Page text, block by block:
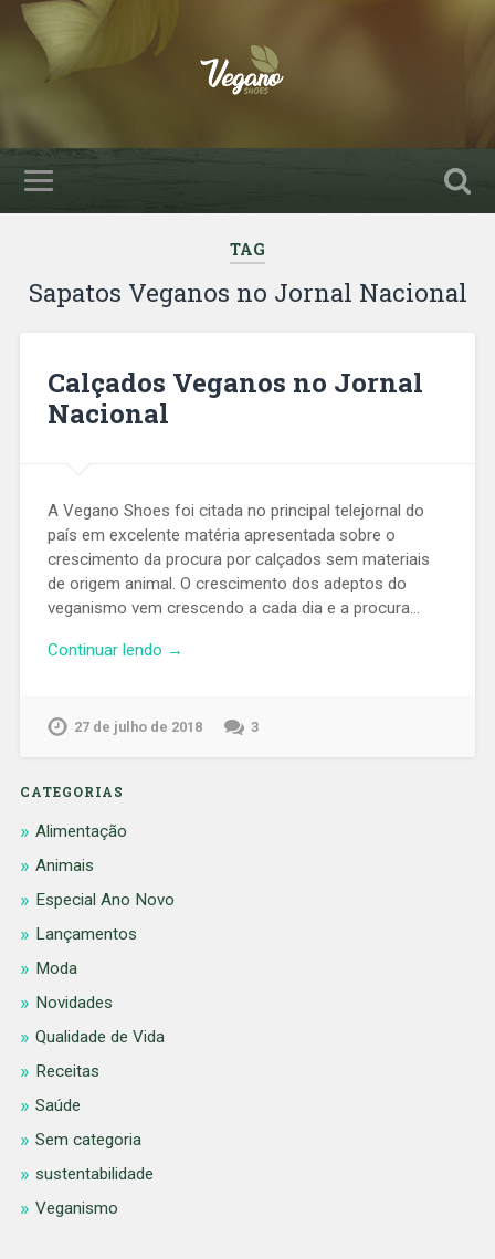
TAG
Sapatos Veganos no Jornal Nacional
Calçados Veganos no Jornal
Nacional
A Vegano Shoes foi citada no principal telejornal do
país em excelente matéria apresentada sobre o
crescimento da procura por calçados sem materiais
de origem animal. O crescimento dos adeptos do
veganismo vem crescendo a cada dia e a procura…
Continuar lendo →
27 de julho de 2018 3
CATEGORIAS
Alimentação
Animais
Especial Ano Novo
Lançamentos
Moda
Novidades
Qualidade de Vida
Receitas
Saúde
Sem categoria
sustentabilidade
Veganismo